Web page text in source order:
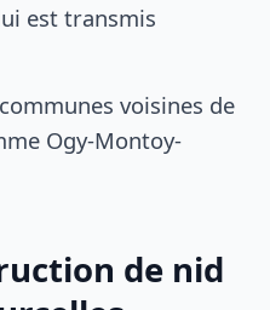
est transmis
voisines de
Ogy-Montoy-
de nid